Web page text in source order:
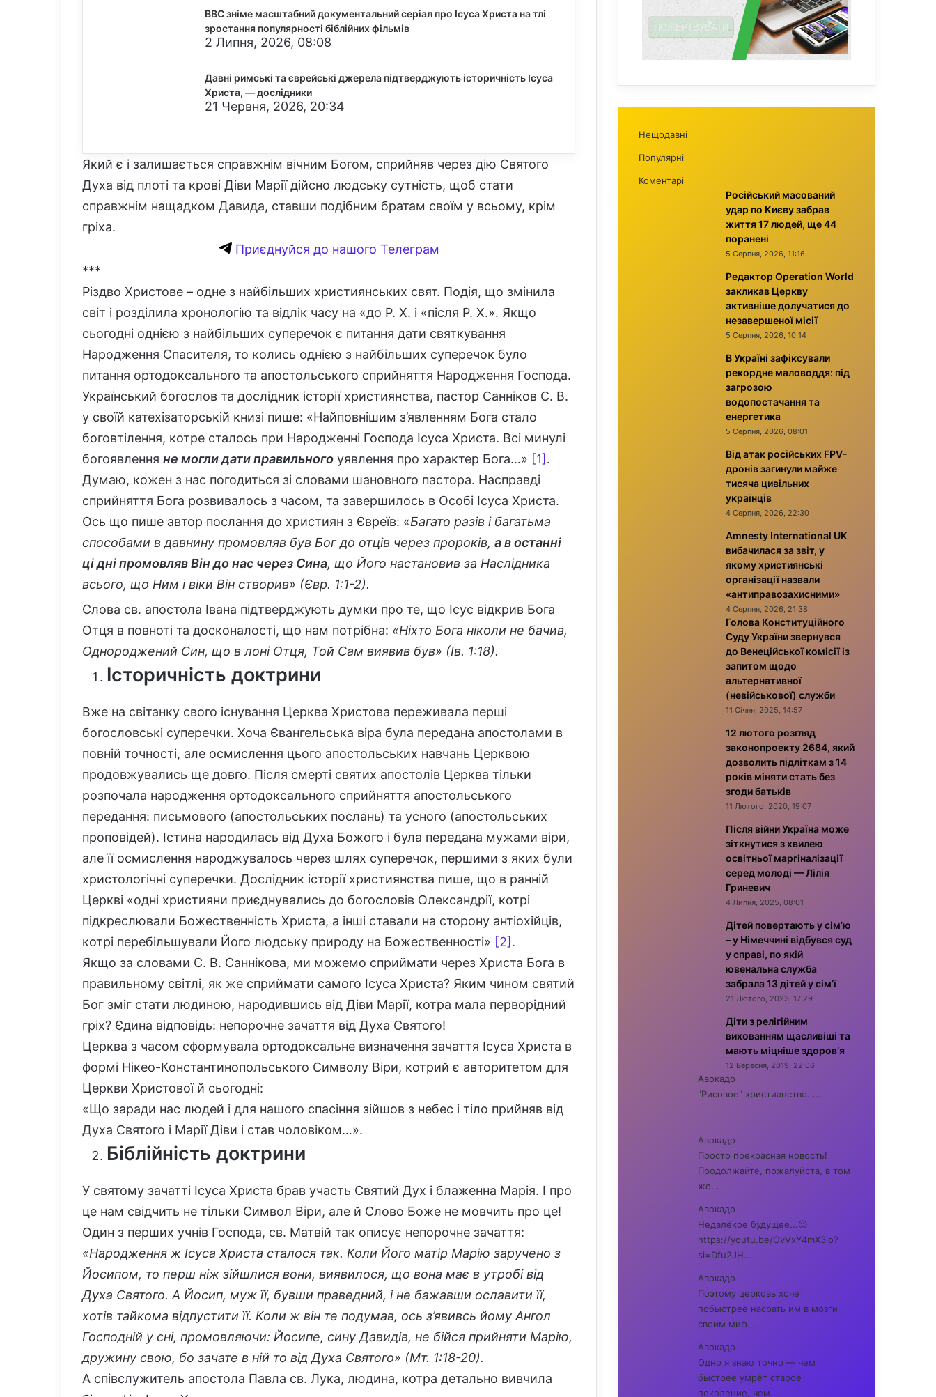
BBC зніме масштабний документальний серіал про Ісуса Христа на тлі
зростання популярності біблійних фільмів
2 Липня, 2026, 08:08
Давні римські та єврейські джерела підтверджують історичність Ісуса
Христа, — дослідники
21 Червня, 2026, 20:34
Який є і залишається справжнім вічним Богом, сприйняв через дію Святого
Духа від плоті та крові Діви Марії дійсно людську сутність, щоб стати
справжнім нащадком Давида, ставши подібним братам своїм у всьому, крім
гріха.
Приєднуйся до нашого Телеграм
***
Різдво Христове – одне з найбільших християнських свят. Подія, що змінила
світ і розділила хронологію та відлік часу на «до Р. Х. і «після Р. Х.». Якщо
сьогодні однією з найбільших суперечок є питання дати святкування
Народження Спасителя, то колись однією з найбільших суперечок було
питання ортодоксального та апостольського сприйняття Народження Господа.
Український богослов та дослідник історії християнства, пастор Санніков С. В.
у своїй катехізаторській книзі пише: «Найповнішим з’явленням Бога стало
боговтілення, котре сталось при Народженні Господа Ісуса Христа. Всі минулі
богоявлення не могли дати правильного уявлення про характер Бога…» [1].
Думаю, кожен з нас погодиться зі словами шановного пастора. Насправді
сприйняття Бога розвивалось з часом, та завершилось в Особі Ісуса Христа.
Ось що пише автор послання до християн з Євреїв: «Багато разів і багатьма
способами в давнину промовляв був Бог до отців через пророків, а в останні
ці дні промовляв Він до нас через Сина, що Його настановив за Наслідника
всього, що Ним і віки Він створив» (Євр. 1:1-2).
Слова св. апостола Івана підтверджують думки про те, що Ісус відкрив Бога
Отця в повноті та досконалості, що нам потрібна: «Ніхто Бога ніколи не бачив,
Однороджений Син, що в лоні Отця, Той Сам виявив був» (Ів. 1:18).
Історичність доктрини
Вже на світанку свого існування Церква Христова переживала перші
богословські суперечки. Хоча Євангельська віра була передана апостолами в
повній точності, але осмислення цього апостольських навчань Церквою
продовжувались ще довго. Після смерті святих апостолів Церква тільки
розпочала народження ортодоксального сприйняття апостольського
передання: письмового (апостольських послань) та усного (апостольських
проповідей). Істина народилась від Духа Божого і була передана мужами віри,
але її осмислення народжувалось через шлях суперечок, першими з яких були
христологічні суперечки. Дослідник історії християнства пише, що в ранній
Церкві «одні християни приєднувались до богословів Олександрії, котрі
підкреслювали Божественність Христа, а інші ставали на сторону антіохійців,
котрі перебільшували Його людську природу на Божественності» [2].
Якщо за словами С. В. Саннікова, ми можемо сприймати через Христа Бога в
правильному світлі, як же сприймати самого Ісуса Христа? Яким чином святий
Бог зміг стати людиною, народившись від Діви Марії, котра мала перворідний
гріх? Єдина відповідь: непорочне зачаття від Духа Святого!
Церква з часом сформувала ортодоксальне визначення зачаття Ісуса Христа в
формі Нікео-Константинопольського Символу Віри, котрий є авторитетом для
Церкви Христової й сьогодні:
«Що заради нас людей і для нашого спасіння зійшов з небес і тіло прийняв від
Духа Святого і Марії Діви і став чоловіком…».
Біблійність доктрини
У святому зачатті Ісуса Христа брав участь Святий Дух і блаженна Марія. І про
це нам свідчить не тільки Символ Віри, але й Слово Боже не мовчить про це!
Один з перших учнів Господа, св. Матвій так описує непорочне зачаття:
«Народження ж Ісуса Христа сталося так. Коли Його матір Марію заручено з
Йосипом, то перш ніж зійшлися вони, виявилося, що вона має в утробі від
Духа Святого. А Йосип, муж її, бувши праведний, і не бажавши ославити її,
хотів тайкома відпустити її. Коли ж він те подумав, ось з’явивсь йому Ангол
Господній у сні, промовляючи: Йосипе, сину Давидів, не бійся прийняти Марію,
дружину свою, бо зачате в ній то від Духа Святого» (Мт. 1:18-20).
А співслужитель апостола Павла св. Лука, людина, котра детально вивчила
Нещодавні
Популярні
Коментарі
Російський масований
удар по Києву забрав
життя 17 людей, ще 44
поранені
5 Серпня, 2026, 11:16
Редактор Operation World
закликав Церкву
активніше долучатися до
незавершеної місії
5 Серпня, 2026, 10:14
В Україні зафіксували
рекордне маловоддя: під
загрозою
водопостачання та
енергетика
5 Серпня, 2026, 08:01
Від атак російських FPV-
дронів загинули майже
тисяча цивільних
українців
4 Серпня, 2026, 22:30
Amnesty International UK
вибачилася за звіт, у
якому християнські
організації назвали
«антиправозахисними»
4 Серпня, 2026, 21:38
Голова Конституційного
Суду України звернувся
до Венеційської комісії із
запитом щодо
альтернативної
(невійськової) служби
11 Січня, 2025, 14:57
12 лютого розгляд
законопроекту 2684, який
дозволить підліткам з 14
років міняти стать без
згоди батьків
11 Лютого, 2020, 19:07
Після війни Україна може
зіткнутися з хвилею
освітньої маргіналізації
серед молоді — Лілія
Гриневич
4 Липня, 2025, 08:01
Дітей повертають у сім’ю
– у Німеччині відбувся суд
у справі, по якій
ювенальна служба
забрала 13 дітей у сім’ї
21 Лютого, 2023, 17:29
Діти з релігійним
вихованням щасливіші та
мають міцніше здоров’я
12 Вересня, 2019, 22:06
Авокадо
"Рисовое" христианство......
Авокадо
Просто прекрасная новость!
Продолжайте, пожалуйста, в том
же...
Авокадо
Недалёкое будущее...😉
https://youtu.be/OvVxY4mX3io?
si=Dfu2JH...
Авокадо
Поэтому церковь хочет
побыстрее насрать им в мозги
своим миф...
Авокадо
Одно я знаю точно — чем
быстрее умрёт старое
поколение, чем...